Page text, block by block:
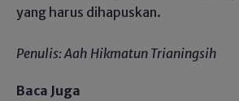
yang harus dihapuskan.
Penulis: Aah Hikmatun Trianingsih
Baca Juga